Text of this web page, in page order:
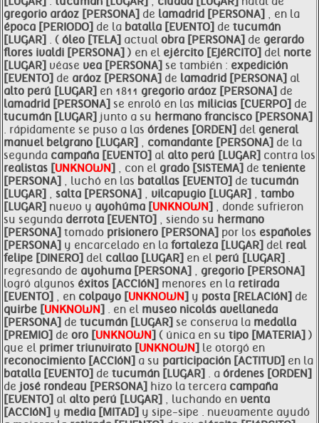
gregorio aráoz [PERSONA] de lamadrid [PERSONA] , en la
época [PERIODO] de la batalla [EVENTO] de tucumán
[LUGAR] . ( óleo [TELA] actual obra [PERSONA] de gerardo
flores ivaldi [PERSONA] ) en el ejército [EJéRCITO] del norte
[LUGAR] véase vea [PERSONA] se también : expedición
[EVENTO] de aráoz [PERSONA] de lamadrid [PERSONA] al
alto perú [LUGAR] en 1811 gregorio aráoz [PERSONA] de
lamadrid [PERSONA] se enroló en las milicias [CUERPO] de
tucumán [LUGAR] junto a su hermano francisco [PERSONA]
. rápidamente se puso a las órdenes [ORDEN] del general
manuel belgrano [LUGAR] , comandante [PERSONA] de la
segunda campaña [EVENTO] al alto perú [LUGAR] contra los
realistas [UNKNOWN] , con el grado [SISTEMA] de teniente
[PERSONA] , luchó en las batallas [EVENTO] de tucumán
[LUGAR] , salta [PERSONA] , vilcapugio [LUGAR] , tambo
[LUGAR] nuevo y ayohúma [UNKNOWN] , donde sufrieron
su segunda derrota [EVENTO] , siendo su hermano
[PERSONA] tomado prisionero [PERSONA] por los españoles
[PERSONA] y encarcelado en la fortaleza [LUGAR] del real
felipe [DINERO] del callao [LUGAR] en el perú [LUGAR] .
regresando de ayohuma [PERSONA] , gregorio [PERSONA]
logró algunos éxitos [ACCIóN] menores en la retirada
[EVENTO] , en colpayo [UNKNOWN] y posta [RELACIóN] de
quirbe [UNKNOWN] . en el museo nicolás avellaneda
[PERSONA] de tucumán [LUGAR] se conserva la medalla
[PREMIO] de oro [UNKNOWN] ( única en su tipo [MATERIA] )
que el primer triunvirato [UNKNOWN] le otorgó en
reconocimiento [ACCIóN] a su participación [ACTITUD] en la
batalla [EVENTO] de tucumán [LUGAR] . a órdenes [ORDEN]
de josé rondeau [PERSONA] hizo la tercera campaña
[EVENTO] al alto perú [LUGAR] , luchando en venta
[ACCIóN] y media [MITAD] y sipe-sipe . nuevamente ayudó